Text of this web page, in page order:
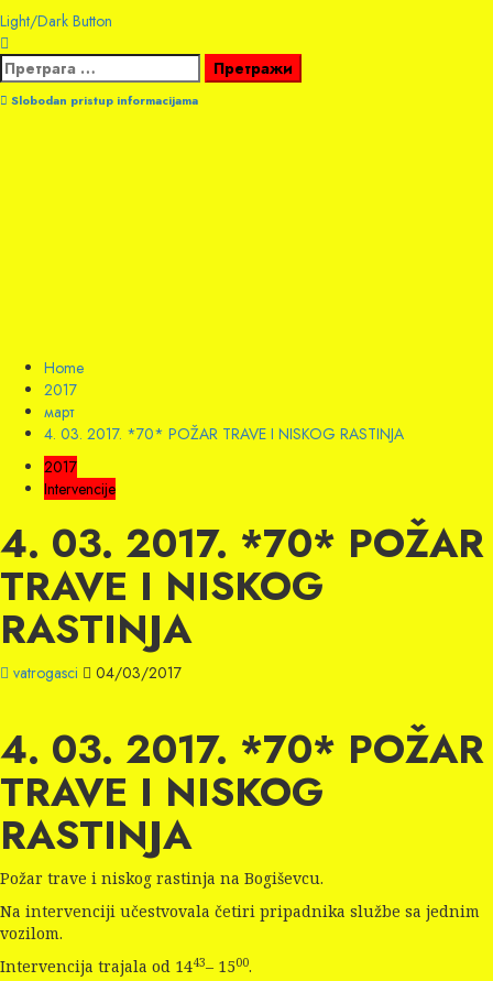
Light/Dark Button
Претрага
за:
Slobodan pristup informacijama
Home
2017
март
4. 03. 2017. *70* POŽAR TRAVE I NISKOG RASTINJA
2017
Intervencije
4. 03. 2017. *70* POŽAR
TRAVE I NISKOG
RASTINJA
vatrogasci 04/03/2017
4. 03. 2017. *70* POŽAR
TRAVE I NISKOG
RASTINJA
Požar trave i niskog rastinja na Bogiševcu.
Na intervenciji učestvovala četiri pripadnika službe sa jednim
vozilom.
Intervencija trajala od 1443– 1500.